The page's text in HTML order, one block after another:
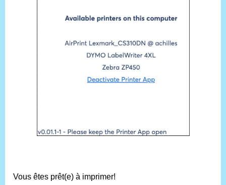
Vous êtes prêt(e) à imprimer!